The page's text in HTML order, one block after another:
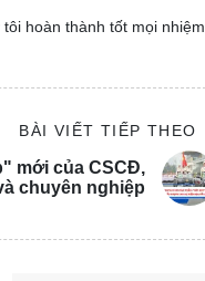
hoàn thành tốt mọi nhiệm
BÀI VIẾT TIẾP THEO
mới của CSCĐ,
chuyên nghiệp